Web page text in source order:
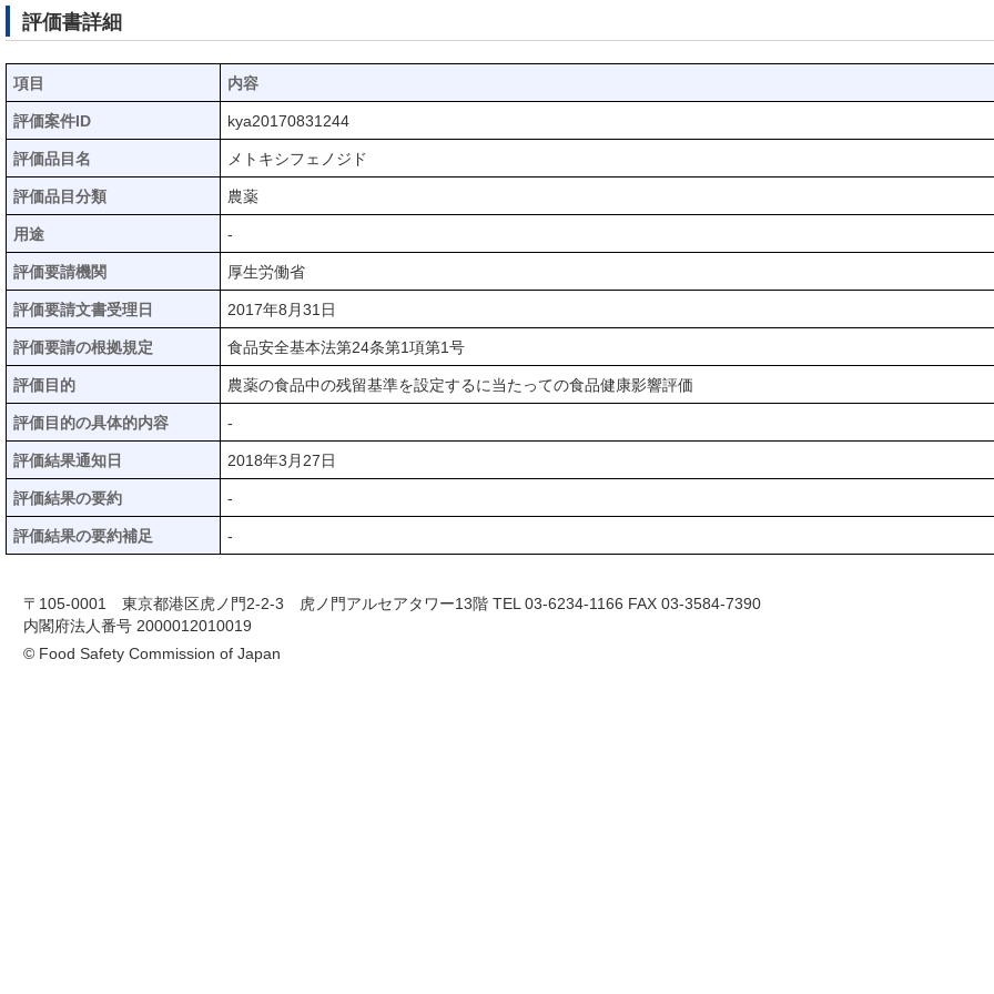
評価書詳細
項目 内容
評価案件ID kya20170831244
評価品目名 メトキシフェノジド
評価品目分類 農薬
用途 -
評価要請機関 厚生労働省
評価要請文書受理日 2017年8月31日
評価要請の根拠規定 食品安全基本法第24条第1項第1号
評価目的 農薬の食品中の残留基準を設定するに当たっての食品健康影響評価
評価目的の具体的内容 -
評価結果通知日 2018年3月27日
評価結果の要約 -
評価結果の要約補足 -
〒105-0001 東京都港区虎ノ門2-2-3 虎ノ門アルセアタワー13階 TEL 03-6234-1166 FAX 03-3584-7390
内閣府法人番号 2000012010019
© Food Safety Commission of Japan